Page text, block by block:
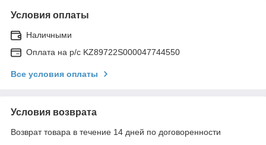
Условия оплаты
Наличными
Оплата на р/с KZ89722S000047744550
Все условия оплаты
Условия возврата
Возврат товара в течение 14 дней по договоренности